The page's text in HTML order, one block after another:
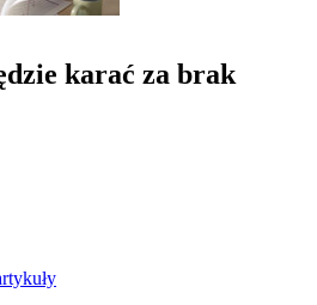
karać za brak